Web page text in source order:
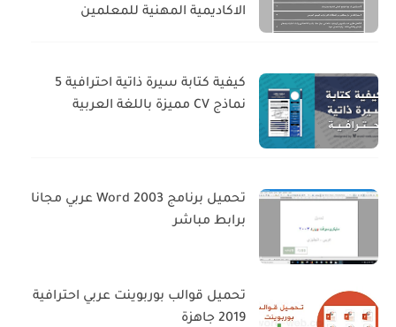
الاكاديمية المهنية للمعلمين
كيفية كتابة سيرة ذاتية احترافية 5
نماذج CV مميزة باللغة العربية
تحميل برنامج Word 2003 عربي مجانا
برابط مباشر
تحميل قوالب بوربوينت عربي احترافية
2019 جاهزة